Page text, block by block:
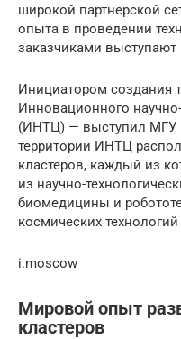
широкой партнерской
опыта в проведении
заказчиками
Инициатором создания
Инновационного
(ИНТЦ) — выступил
территории ИНТЦ
кластеров, каждый из
из научно-
биомедицины и
космических технологий
i.moscow
Мировой опыт
кластеров